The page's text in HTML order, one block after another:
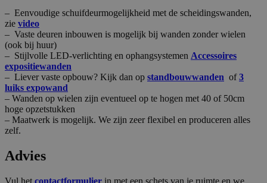
– Eenvoudige schuifdeurmogelijkheid met de scheidingswanden,
zie video
– Vaste deuren inbouwen is mogelijk bij wanden zonder wielen
(ook bij huur)
– Stijlvolle LED-verlichting en ophangsystemen Accessoires
expositiewanden
– Liever vaste opbouw? Kijk dan op standbouwwanden of3
luiks expowand
– Wanden op wielen zijn eventueel op te hogen met 40 of 50cm
hoge opzetstukken
– Maatwerk is mogelijk. We zijn zeer flexibel en produceren alles
zelf.
Advies
Vul het contactformulier in met een schets van je ruimte en we